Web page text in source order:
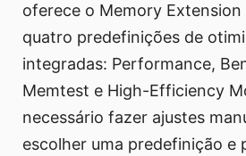
oferece o Memory Extension
quatro predefinições de
integradas: Performance,
Memtest e High-Efficiency
necessário fazer ajustes
escolher uma predefinição e